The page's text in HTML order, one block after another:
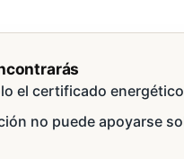
el certificado energético
no puede apoyarse